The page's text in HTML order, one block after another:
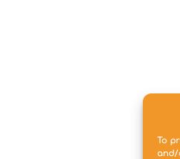
To
and/